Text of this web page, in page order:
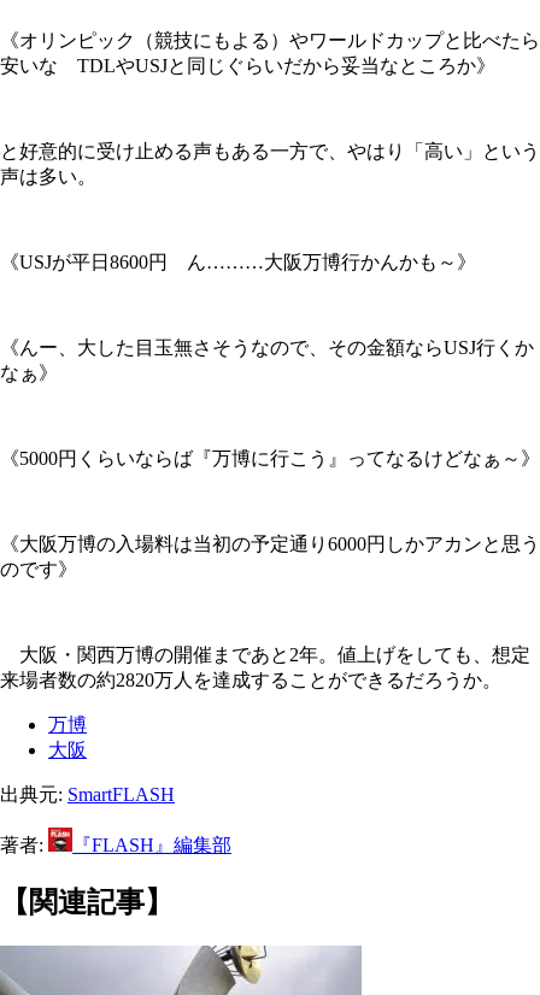
《オリンピック（競技にもよる）やワールドカップと比べたら
安いな TDLやUSJと同じぐらいだから妥当なところか》
と好意的に受け止める声もある一方で、やはり「高い」という
声は多い。
《USJが平日8600円 ん………大阪万博行かんかも～》
《んー、大した目玉無さそうなので、その金額ならUSJ行くか
なぁ》
《5000円くらいならば『万博に行こう』ってなるけどなぁ～》
《大阪万博の入場料は当初の予定通り6000円しかアカンと思う
のです》
大阪・関西万博の開催まであと2年。値上げをしても、想定
来場者数の約2820万人を達成することができるだろうか。
万博
大阪
出典元: SmartFLASH
著者: 『FLASH』編集部
【関連記事】